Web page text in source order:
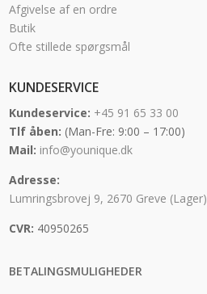
Afgivelse af en ordre
Butik
Ofte stillede spørgsmål
KUNDESERVICE
Kundeservice: +45 91 65 33 00
Tlf åben: (Man-Fre: 9:00 – 17:00)
Mail: info@younique.dk
Adresse:
Lumringsbrovej 9, 2670 Greve (Lager)
CVR: 40950265
BETALINGSMULIGHEDER